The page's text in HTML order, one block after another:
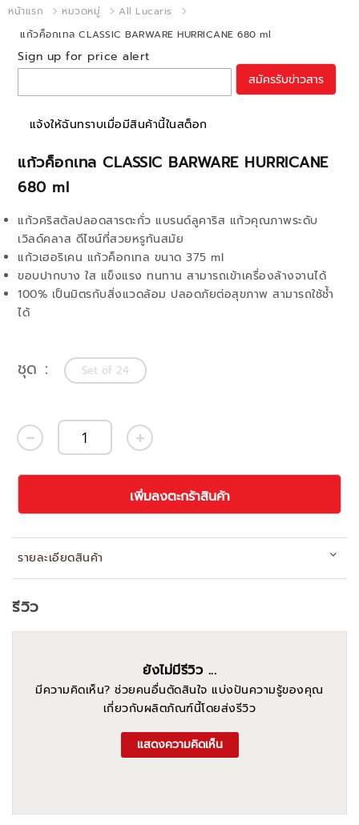
หน้าแรก หมวดหมู่
All Lucaris
แก้วค็อกเทล CLASSIC BARWARE HURRICANE 680 ml
แก้วค็อกเทล CLASSIC BARWARE HURRICANE
680 ml
แก้วคริสตัลปลอดสารตะกั่ว แบรนด์ลูคาริส แก้วคุณภาพระดับ
เวิลด์คลาส ดีไซน์ที่สวยหรูทันสมัย
แก้วเฮอริเคน แก้วค็อกเทล ขนาด 375 ml
ขอบปากบาง ใส แข็งแรง ทนทาน สามารถเข้าเครื่องล้างจานได้
100% เป็นมิตรกับสิ่งแวดล้อม ปลอดภัยต่อสุขภาพ สามารถใช้ช้ำ
ได้
Sign up for price alert
สมัครรับข่าวสาร
แจ้งให้ฉันทราบเมื่อมีสินค้านี้ในสต็อก
ชุด Set of 24
เพิ่มลงตะกร้าสินค้า
รายละเอียดสินค้า
รีวิว
ยังไม่มีรีวิว ...
มีความคิดเห็น? ช่วยคนอื่นตัดสินใจ แบ่งปันความรู้ของคุณ
เกี่ยวกับผลิตภัณฑ์นี้โดยส่งรีวิว
แสดงความคิดเห็น